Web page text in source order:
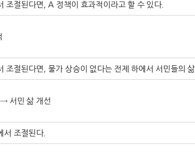
조절된다면, A 정책이 효과적이라고 할 수 있다.
조절된다면, 물가 상승이 없다는 전제 하에서 서민들의
서민 삶 개선
서 조절된다.